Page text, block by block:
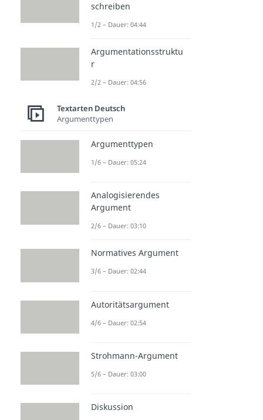
schreiben
1/2 – Dauer: 04:44
Argumentationsstruktu
r
2/2 – Dauer: 04:56
Textarten Deutsch
Argumenttypen
Argumenttypen
1/6 – Dauer: 05:24
Analogisierendes
Argument
2/6 – Dauer: 03:10
Normatives Argument
3/6 – Dauer: 02:44
Autoritätsargument
4/6 – Dauer: 02:54
Strohmann-Argument
5/6 – Dauer: 03:00
Diskussion